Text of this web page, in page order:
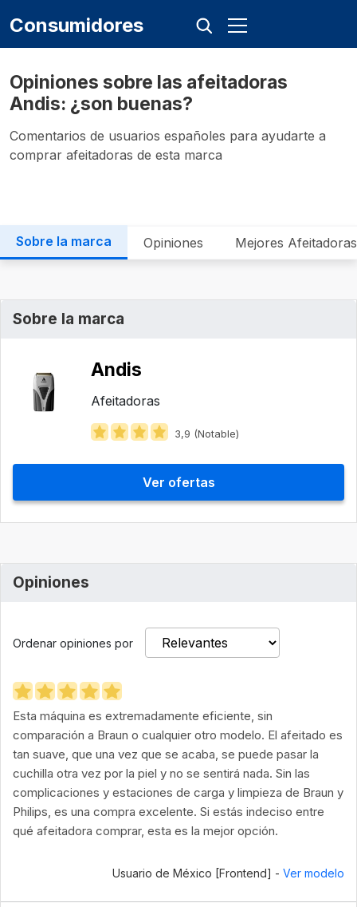
Consumidores
Opiniones sobre las afeitadoras
Andis: ¿son buenas?
Comentarios de usuarios españoles para ayudarte a
comprar afeitadoras de esta marca
Sobre la marca Opiniones Mejores
Sobre la marca
Andis
Afeitadoras
3,9 (Notable)
Ver ofertas
Opiniones
Ordenar opiniones por
Esta máquina es extremadamente eficiente, sin
comparación a Braun o cualquier otro modelo. El afeitado es
tan suave, que una vez que se acaba, se puede pasar la
cuchilla otra vez por la piel y no se sentirá nada. Sin las
complicaciones y estaciones de carga y limpieza de Braun y
Philips, es una compra excelente. Si estás indeciso entre
qué afeitadora comprar, esta es la mejor opción.
Usuario de México [Frontend] - Ver modelo